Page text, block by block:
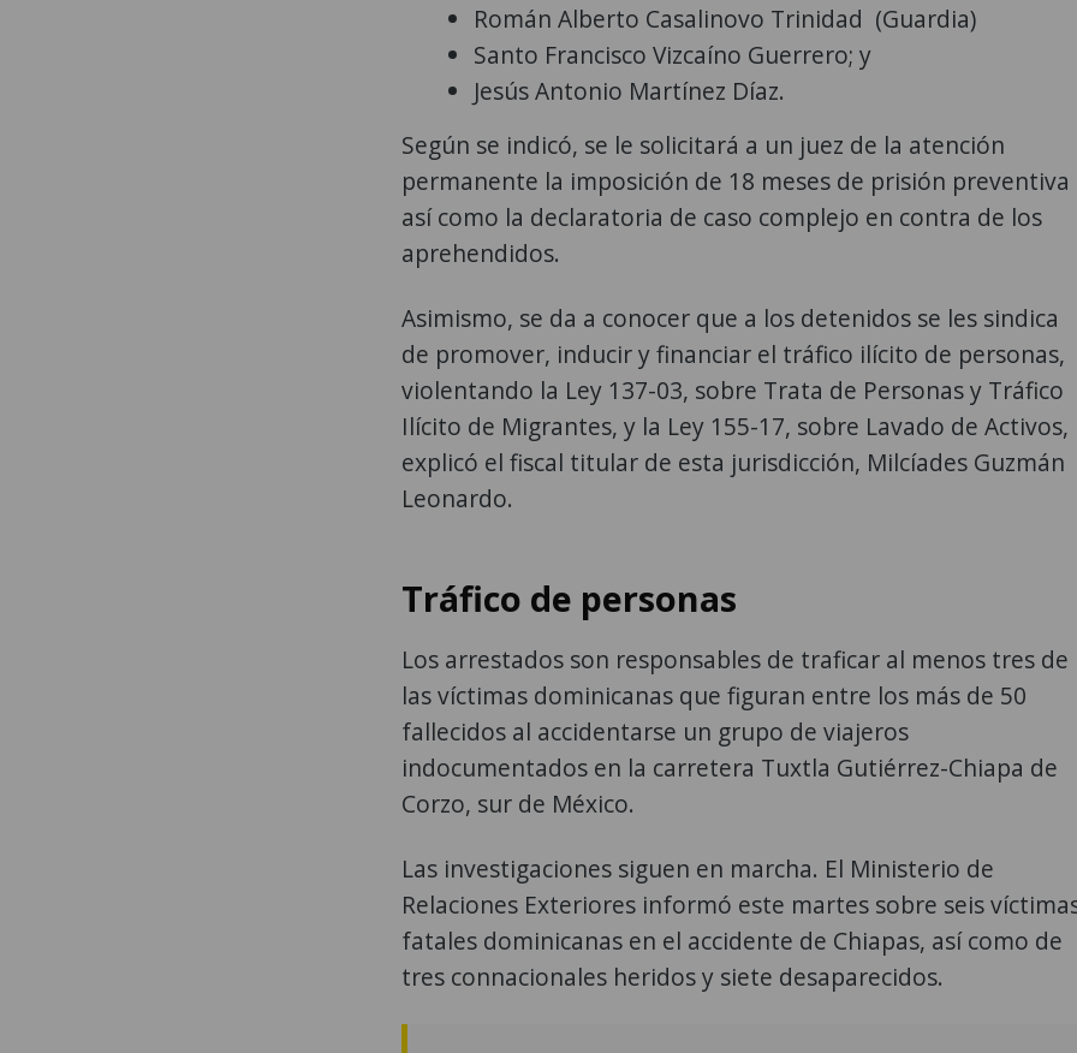
Román Alberto Casalinovo Trinidad (Guardia)
Santo Francisco Vizcaíno Guerrero; y
Jesús Antonio Martínez Díaz.
Según se indicó, se le solicitará a un juez de la atención
permanente la imposición de 18 meses de prisión preventiva
así como la declaratoria de caso complejo en contra de los
aprehendidos.
Asimismo, se da a conocer que a los detenidos se les sindica
de promover, inducir y financiar el tráfico ilícito de personas,
violentando la Ley 137-03, sobre Trata de Personas y Tráfico
Ilícito de Migrantes, y la Ley 155-17, sobre Lavado de Activos,
explicó el fiscal titular de esta jurisdicción, Milcíades Guzmán
Leonardo.
Tráfico de personas
Los arrestados son responsables de traficar al menos tres de
las víctimas dominicanas que figuran entre los más de 50
fallecidos al accidentarse un grupo de viajeros
indocumentados en la carretera Tuxtla Gutiérrez-Chiapa de
Corzo, sur de México.
Las investigaciones siguen en marcha. El Ministerio de
Relaciones Exteriores informó este martes sobre seis
fatales dominicanas en el accidente de Chiapas, así como de
tres connacionales heridos y siete desaparecidos.